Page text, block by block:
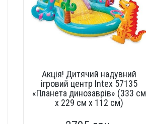
Акція! Дитячий надувний
ігровий центр Intex 57135
«Планета динозаврів» (333 см
х 229 см х 112 см)